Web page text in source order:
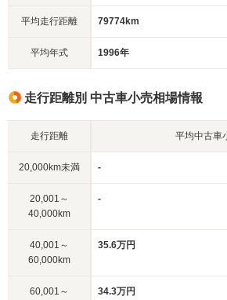
平均走行距離 79774km
平均年式 1996年
走行距離別 中古車小売相場情報
走行距離 平均中古車
20,000km未満 -
20,001～
40,000km
-
40,001～
60,000km
35.6万円
60,001～
34.3万円